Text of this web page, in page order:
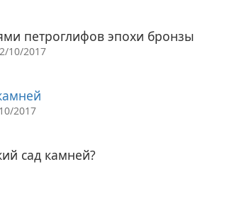
петроглифов эпохи бронзы
10/2017
2017
сад камней?